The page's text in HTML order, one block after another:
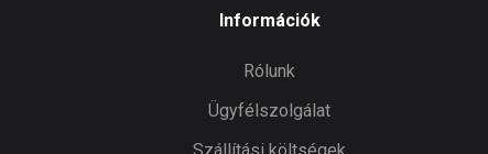
Információk
Rólunk
Ügyfélszolgálat